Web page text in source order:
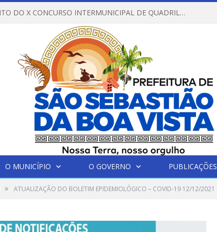
REGULAMENTO DO X CONCURSO INTERMUNICIPAL DE QUADRILHAS JUNINAS – 2026 – ARRAIÁ DA VENEZA
O MUNICÍPIO O GOVERNO PUBLICAÇÕES
» ATUALIZAÇÃO DO BOLETIM EPIDEMIOLÓGICO – COVID-19 12/12/2021